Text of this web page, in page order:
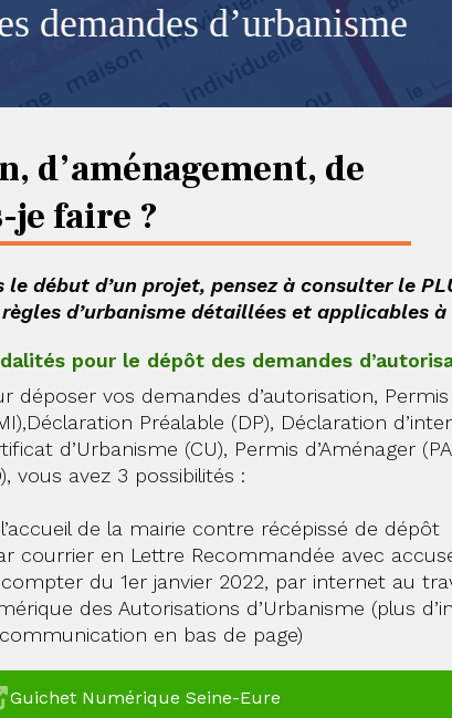
demandes d’urbanisme
d’aménagement, de
faire ?
le début d’un projet, pensez à consulter le
d’urbanisme détaillées et applicables
pour le dépôt des demandes
déposer vos demandes d’autorisation,
Préalable (DP), Déclaration
d’Urbanisme (CU), Permis d’Aménager
vous avez 3 possibilités :
l’accueil de la mairie contre récépissé de dépôt
courrier en Lettre Recommandée avec
compter du 1er janvier 2022, par internet au
des Autorisations d’Urbanisme (plus
en bas de page)
Guichet Numérique Seine-Eure